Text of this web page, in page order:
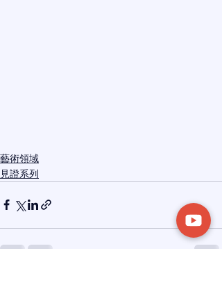
藝術領域
見證系列